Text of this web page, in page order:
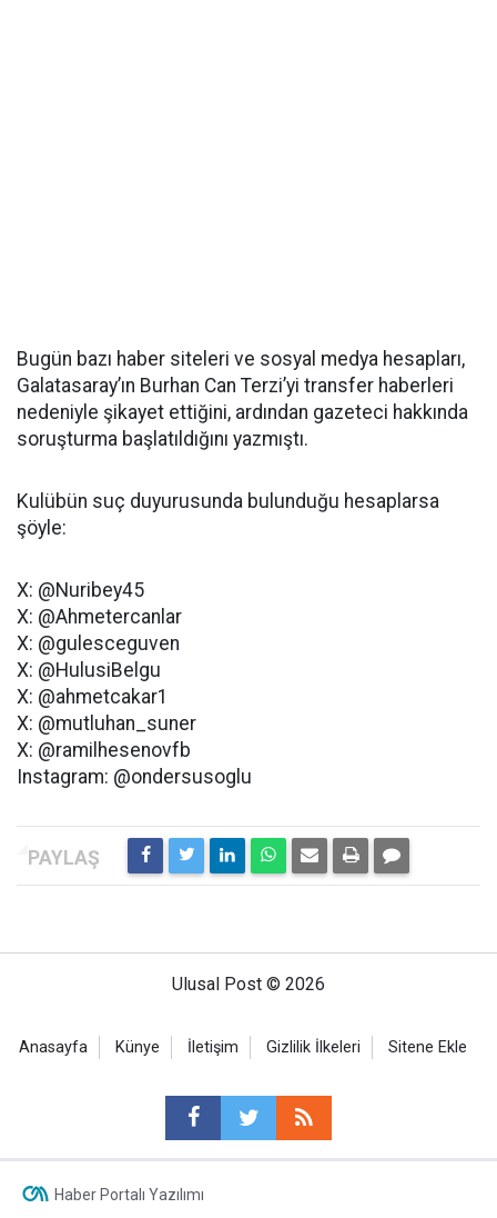
Bugün bazı haber siteleri ve sosyal medya hesapları,
Galatasaray’ın Burhan Can Terzi’yi transfer haberleri
nedeniyle şikayet ettiğini, ardından gazeteci hakkında
soruşturma başlatıldığını yazmıştı.
Kulübün suç duyurusunda bulunduğu hesaplarsa
şöyle:
X: @Nuribey45
X: @Ahmetercanlar
X: @gulesceguven
X: @HulusiBelgu
X: @ahmetcakar1
X: @mutluhan_suner
X: @ramilhesenovfb
Instagram: @ondersusoglu
Ulusal Post © 2026
Anasayfa Künye İletişim Gizlilik İlkeleri Sitene Ekle
Haber Portalı Yazılımı